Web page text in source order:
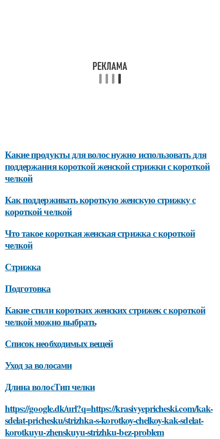
Какие продукты для волос нужно использовать для
поддержания короткой женской стрижки с короткой
челкой
Как поддерживать короткую женскую стрижку с
короткой челкой
Что такое короткая женская стрижка с короткой
челкой
Стрижка
Подготовка
Какие стили коротких женских стрижек с короткой
челкой можно выбрать
Список необходимых вещей
Уход за волосами
Длина волосТип челки
https://google.dk/url?q=https://krasivyepricheski.com/kak-
sdelat-prichesku/strizhka-s-korotkoy-chelkoy-kak-sdelat-
korotkuyu-zhenskuyu-strizhku-bez-problem